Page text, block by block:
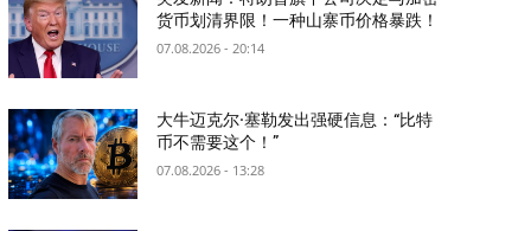
货币划清界限！一种山寨币价格暴跌！
07.08.2026 - 20:14
大牛迈克尔·塞勒发出强硬信息：“比特
币不需要这个！”
07.08.2026 - 13:28